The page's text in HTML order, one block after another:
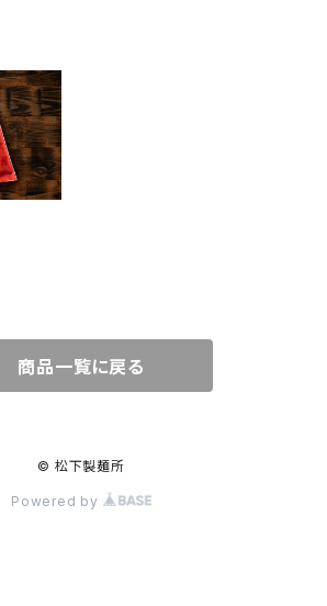
商品一覧に戻る
© 松下製麺所
Powered by